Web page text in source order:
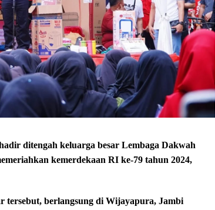
ditengah keluarga besar Lembaga Dakwah
kemerdekaan RI ke-79 tahun 2024,
tersebut, berlangsung di Wijayapura, Jambi